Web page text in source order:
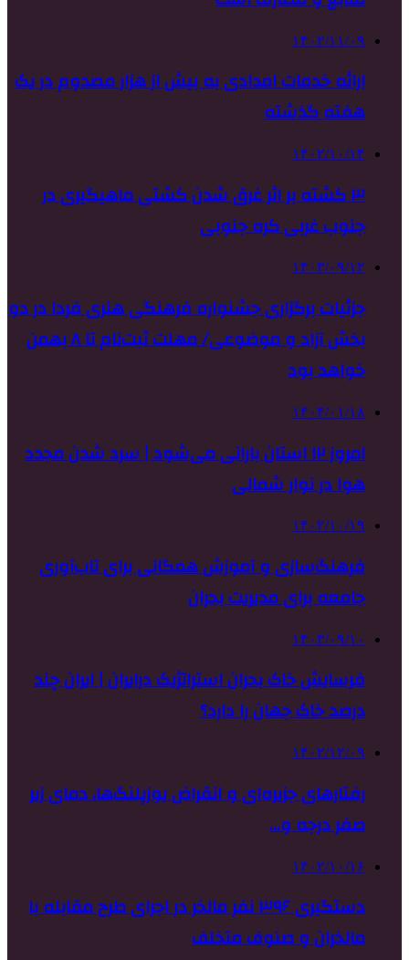
۱۴۰۲/۱۱/۰۹
ارائه خدمات امدادی به بیش از هزار مصدوم در یک
هفته‌ گذشته
۱۴۰۲/۱۰/۱۴
۳ کشته بر اثر غرق شدن کشتی ماهیگیری در
جنوب غربی کره جنوبی
۱۴۰۳/۰۹/۱۲
جزئیات برگزاری جشنواره فرهنگی هنری فردا در دو
بخش آزاد و موضوعی/ مهلت ثبت‌نام تا ۸ بهمن
خواهد بود
۱۴۰۴/۰۱/۱۸
امروز ۱۲ استان بارانی می‌شود | سرد شدن مجدد
هوا در نوار شمالی
۱۴۰۲/۱۰/۱۹
فرهنگ‌سازی و آموزش همگانی برای تاب‌آوری
جامعه برای مدیریت بحران
۱۴۰۳/۰۹/۱۰
فرسایش خاک بحران استراتژیک درایران | ایران چند
درصد خاک جهان را دارد؟
۱۴۰۲/۱۲/۰۹
رفتارهای جزیره‌ای و انقراض یوزپلنگ‌ها، دمای زیر
صفر درجه و…
۱۴۰۲/۱۰/۱۶
دستگیری ۳۹۶ نفر مالخر در اجرای طرح مقابله با
مالخران و صنوف متخلف